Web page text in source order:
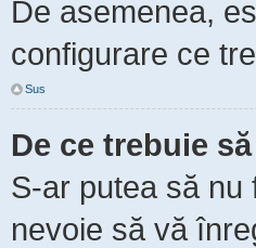
De asemenea,
configurare ce
Sus
De ce trebuie
S-ar putea să nu
nevoie să vă